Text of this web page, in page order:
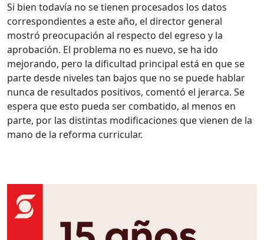
Si bien todavía no se tienen procesados los datos
correspondientes a este año, el director general
mostró preocupación al respecto del egreso y la
aprobación. El problema no es nuevo, se ha ido
mejorando, pero la dificultad principal está en que se
parte desde niveles tan bajos que no se puede hablar
nunca de resultados positivos, comentó el jerarca. Se
espera que esto pueda ser combatido, al menos en
parte, por las distintas modificaciones que vienen de la
mano de la reforma curricular.